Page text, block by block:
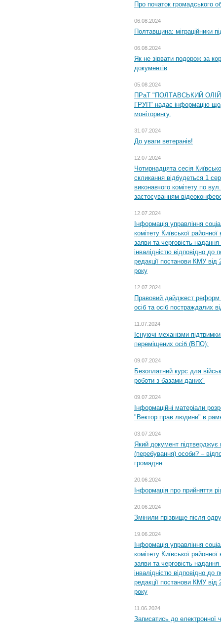
Про початок громадського
06.08.2024
Полтавщина: міграційники
06.08.2024
Як не зірвати подорож за
документів
05.08.2024
ПРаТ "ПОЛТАВСЬКИЙ
ГРУП" надає інформацію
моніторингу.
31.07.2024
До уваги ветеранів!
12.07.2024
Чотирнадцята сесія
скликання відбудеться 1
виконавчого комітету по
застосуванням
12.07.2024
Інформація управління
комітету Київської
заяви та черговість надання
інвалідністю відповідно
редакції постанови КМУ
року
12.07.2024
Правовий дайджест реформ
осіб та осіб постраждалих
11.07.2024
Існуючі механізми
переміщених осіб (ВПО):
09.07.2024
Безоплатний курс для
роботи з базами даних"
09.07.2024
Інформаційні матеріали
"Вектор прав людини" в
03.07.2024
Який документ підтверджує
(перебування) особи? –
громадян
20.06.2024
Інформація про прийняття
20.06.2024
Змінили прізвище після
19.06.2024
Інформація управління
комітету Київської
заяви та черговість надання
інвалідністю відповідно
редакції постанови КМУ
року
11.06.2024
Записатись до електронної